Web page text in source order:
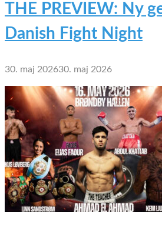
THE PREVIEW: Ny
Danish Fight Night
30. maj 202630. maj 2026